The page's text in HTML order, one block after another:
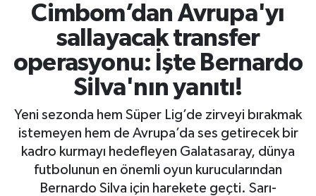
Cimbom’dan Avrupa'yı
sallayacak transfer
operasyonu: İşte Bernardo
Silva'nın yanıtı!
Yeni sezonda hem Süper Lig’de zirveyi bırakmak
istemeyen hem de Avrupa’da ses getirecek bir
kadro kurmayı hedefleyen Galatasaray, dünya
futbolunun en önemli oyun kurucularından
Bernardo Silva için harekete geçti. Sarı-
Ekonomi
Gündem
Resmi İlanlar
Sağlık
Tüm Manşetler
Son Dakika Haberleri